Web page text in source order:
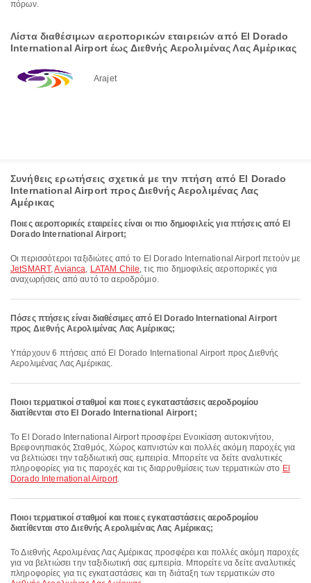
πόρων.
Λίστα διαθέσιμων αεροπορικών εταιρειών από El Dorado
International Airport έως Διεθνής Αερολιμένας Λας Αμέρικας
Arajet
Συνήθεις ερωτήσεις σχετικά με την πτήση από El Dorado
International Airport προς Διεθνής Αερολιμένας Λας
Αμέρικας
Ποιες αεροπορικές εταιρείες είναι οι πιο δημοφιλείς για πτήσεις από El
Dorado International Airport;
Οι περισσότεροι ταξιδιώτες από το El Dorado International Airport πετούν με
JetSMART,Avianca, LATAM Chile, τις πιο δημοφιλείς αεροπορικές για
αναχωρήσεις από αυτό το αεροδρόμιο.
Πόσες πτήσεις είναι διαθέσιμες από El Dorado International Airport
προς Διεθνής Αερολιμένας Λας Αμέρικας;
Υπάρχουν 6 πτήσεις από El Dorado International Airport προς Διεθνής
Αερολιμένας Λας Αμέρικας.
Ποιοι τερματικοί σταθμοί και ποιες εγκαταστάσεις αεροδρομίου
διατίθενται στο El Dorado International Airport;
Το El Dorado International Airport προσφέρει Ενοικίαση αυτοκινήτου,
Βρεφονηπιακός Σταθμός, Χώρος καπνιστών και πολλές ακόμη παροχές για
να βελτιώσει την ταξιδιωτική σας εμπειρία. Μπορείτε να δείτε αναλυτικές
πληροφορίες για τις παροχές και τις διαρρυθμίσεις των τερματικών στο El
Dorado International Airport.
Ποιοι τερματικοί σταθμοί και ποιες εγκαταστάσεις αεροδρομίου
διατίθενται στο Διεθνής Αερολιμένας Λας Αμέρικας;
Το Διεθνής Αερολιμένας Λας Αμέρικας προσφέρει και πολλές ακόμη παροχές
για να βελτιώσει την ταξιδιωτική σας εμπειρία. Μπορείτε να δείτε αναλυτικές
πληροφορίες για τις εγκαταστάσεις και τη διάταξη των τερματικών στο